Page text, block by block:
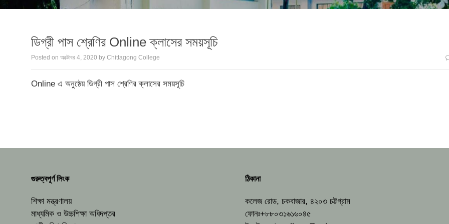
ডিগ্রী পাস শ্রেণির Online ক্লাসের সময়সূচি
Posted on অক্টোবর 4, 2020 by Chittagong College
Online এ অনুষ্ঠেয় ডিগ্রী পাস শ্রেণির ক্লাসের সময়সূচি
গুরুত্বপূর্ণ লিংক
শিক্ষা মন্ত্রণালয়
মাধ্যমিক ও উচ্চশিক্ষা অধিদপ্তর
ঠিকানা
কলেজ রোড, চকবাজার, ৪২০৩ চট্টগ্রাম
ফোনঃ+৮৮০৩১৬১৬০৪৫